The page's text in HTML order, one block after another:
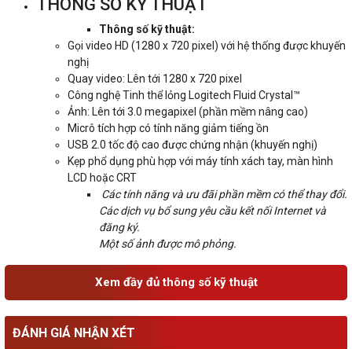
THÔNG SỐ KỸ THUẬT
Thông số kỹ thuật:
Gọi video HD (1280 x 720 pixel) với hệ thống được khuyến
nghị
Quay video: Lên tới 1280 x 720 pixel
Công nghệ Tinh thể lỏng Logitech Fluid Crystal™
Ảnh: Lên tới 3.0 megapixel (phần mềm nâng cao)
Micrô tích hợp có tính năng giảm tiếng ồn
USB 2.0 tốc độ cao được chứng nhận (khuyến nghị)
Kẹp phổ dụng phù hợp với máy tính xách tay, màn hình
LCD hoặc CRT
Các tính năng và ưu đãi phần mềm có thể thay đổi.
Các dịch vụ bổ sung yêu cầu kết nối Internet và
đăng ký.
Một số ảnh được mô phỏng.
Xem đầy đủ thông số kỹ thuật
ĐÁNH GIÁ NHẬN XÉT